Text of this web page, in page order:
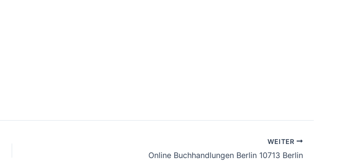
WEITER
Online Buchhandlungen Berlin 10713 Berlin